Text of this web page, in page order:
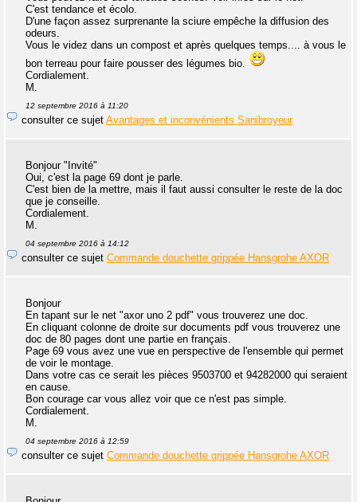
C'est tendance et écolo.
D'une façon assez surprenante la sciure empêche la diffusion des
odeurs.
Vous le videz dans un compost et après quelques temps.... à vous le
bon terreau pour faire pousser des légumes bio.
Cordialement.
M.
12 septembre 2016 à 11:20
consulter ce sujet Avantages et inconvénients Sanibroyeur
Bonjour "Invité"
Oui, c'est la page 69 dont je parle.
C'est bien de la mettre, mais il faut aussi consulter le reste de la doc
que je conseille.
Cordialement.
M.
04 septembre 2016 à 14:12
consulter ce sujet Commande douchette grippée Hansgrohe AXOR
Bonjour
En tapant sur le net "axor uno 2 pdf" vous trouverez une doc.
En cliquant colonne de droite sur documents pdf vous trouverez une
doc de 80 pages dont une partie en français.
Page 69 vous avez une vue en perspective de l'ensemble qui permet
de voir le montage.
Dans votre cas ce serait les pièces 9503700 et 94282000 qui seraient
en cause.
Bon courage car vous allez voir que ce n'est pas simple.
Cordialement.
M.
04 septembre 2016 à 12:59
consulter ce sujet Commande douchette grippée Hansgrohe AXOR